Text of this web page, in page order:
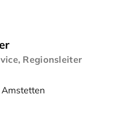
Regionsleiter